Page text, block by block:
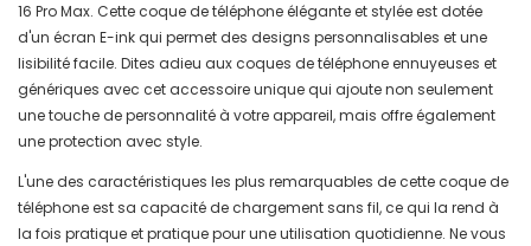
16 Pro Max. Cette coque de téléphone élégante et stylée est dotée
d'un écran E-ink qui permet des designs personnalisables et une
lisibilité facile. Dites adieu aux coques de téléphone ennuyeuses et
génériques avec cet accessoire unique qui ajoute non seulement
une touche de personnalité à votre appareil, mais offre également
une protection avec style.
L'une des caractéristiques les plus remarquables de cette coque de
téléphone est sa capacité de chargement sans fil, ce qui la rend à
la fois pratique et pratique pour une utilisation quotidienne. Ne vous